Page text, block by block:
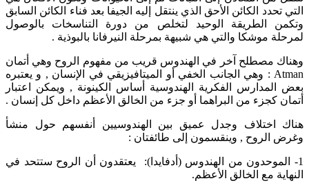
التي تحدد الكائن الأحق الذي ينتقل إليه الجيفا بعد فناء الكائن السابق
وتكمن الطريقة الوحيد لتخلص من دورة التناسخات بالوصول
لمرحلة موشكا والتي هي شبيهة بمرحلة النيرفانا بالبوذية .
وهناك مصطلح آخر في الهندوس قريب من مفهوم الروح وهي أتمان
Atman : وهي الجانب الخفي أو الميتافيزيقي في الإنسان , و يعتبره
بعض المدارس الفكرية الهندوسية أساس الكينونة , ويمكن اعتبار
أتمان كجزء من البراهما أو جزء من الخالق الأعظم داخل كل إنسان .
هناك اختلاف وجدل عميق بين الهندوسيين أنفسهم حول منشأ
وغرض الروح , وينقسمون إلى طائفتان :
1- الموحدون من الهندوس (أدفايدا): يعتقدون أن الروح ستتحد في
النهاية مع الخالق الأعظم.